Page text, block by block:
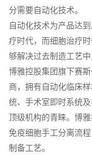
分需要自动化技术。
自动化技术为产品达
疗时代，而细胞治疗
够解决过去制造工艺
博雅控股集团旗下赛
商，拥有自动化临床
统、手术室即时系统
顶级机构的青睐。博
免疫细胞手工分离流
制备工艺。